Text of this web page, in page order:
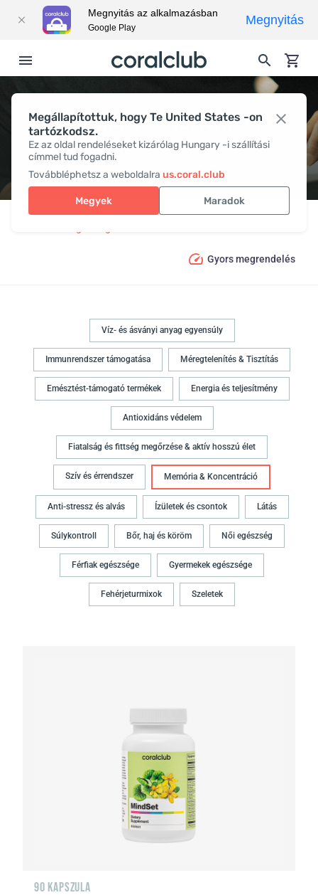
Megállapítottuk, hogy Te United States -on
tartózkodsz.
Ez az oldal rendeléseket kizárólag Hungary -i szállítási
címmel tud fogadni.
Továbbléphetsz a weboldalra us.coral.club
Megyek Maradok
MEMÓRIA & KONCENTRÁCIÓ
Gyors megrendelés
Víz- és ásványi anyag egyensúly
Immunrendszer támogatása Méregtelenítés & Tisztítás
Emésztést-támogató termékek Energia és teljesítmény
Antioxidáns védelem
Fiatalság és fittség megőrzése & aktív hosszú élet
Szív és érrendszer Memória & Koncentráció
Anti-stressz és alvás Ízületek és csontok Látás
Súlykontroll Bőr, haj és köröm Női egészség
Férfiak egészsége Gyermekek egészsége
Fehérjeturmixok Szeletek
90 KAPSZULA
Megnyitás az alkalmazásban
Google Play
Megnyitás